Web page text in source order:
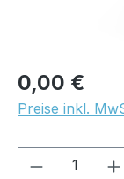
0,00 €
Preise inkl.
Produkt